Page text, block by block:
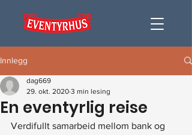
Innlegg
En eventyrlig reise
dag669
29. okt. 2020 3 min lesing
Verdifullt samarbeid mellom bank og